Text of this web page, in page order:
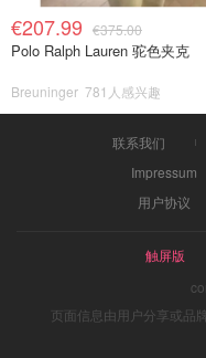
€207.99 €375.00
Polo Ralph Lauren 驼色夹克
Breuninger 781人感兴趣
联系我们
Impressum
用户协议
触屏版
页面信息由用户分享或品